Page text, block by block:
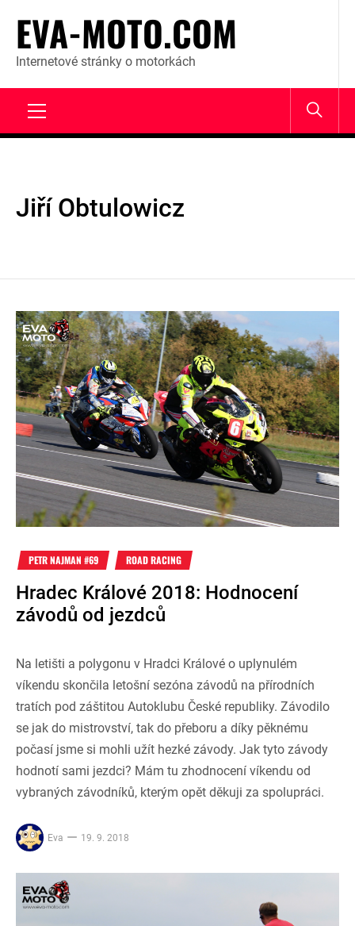
content
EVA-MOTO.COM
Internetové stránky o motorkách
Jiří Obtulowicz
PETR NAJMAN #69 ROAD RACING
Hradec Králové 2018: Hodnocení
závodů od jezdců
Na letišti a polygonu v Hradci Králové o uplynulém
víkendu skončila letošní sezóna závodů na přírodních
tratích pod záštitou Autoklubu České republiky. Závodilo
se jak do mistrovství, tak do přeboru a díky pěknému
počasí jsme si mohli užít hezké závody. Jak tyto závody
hodnotí sami jezdci? Mám tu zhodnocení víkendu od
vybraných závodníků, kterým opět děkuji za spolupráci.
Eva 19. 9. 2018